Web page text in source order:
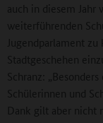
auch in diesem Jahr
weiterführenden
Jugendparlament
Stadtgeschehen
Schranz:
Schülerinnen und
Dank gilt aber nicht